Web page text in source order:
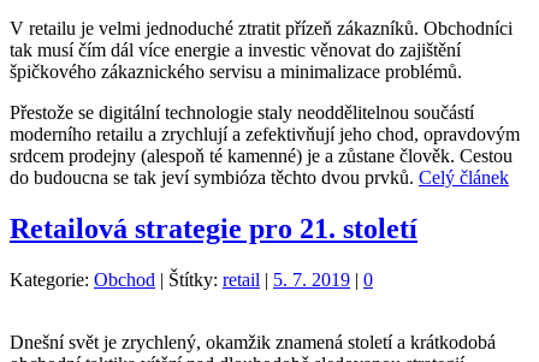
V retailu je velmi jednoduché ztratit přízeň zákazníků. Obchodníci
tak musí čím dál více energie a investic věnovat do zajištění
špičkového zákaznického servisu a minimalizace problémů.
Přestože se digitální technologie staly neoddělitelnou součástí
moderního retailu a zrychlují a zefektivňují jeho chod, opravdovým
srdcem prodejny (alespoň té kamenné) je a zůstane člověk. Cestou
do budoucna se tak jeví symbióza těchto dvou prvků. Celý článek
Retailová strategie pro 21. století
Kategorie: Obchod | Štítky: retail | 5. 7. 2019 | 0
Dnešní svět je zrychlený, okamžik znamená století a krátkodobá